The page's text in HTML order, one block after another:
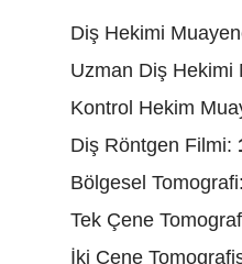
Diş Hekimi
Uzman Diş Hekimi
Kontrol Hekim
Diş Röntgen Filmi:
Bölgesel Tomografi:
Tek Çene
İki Çene